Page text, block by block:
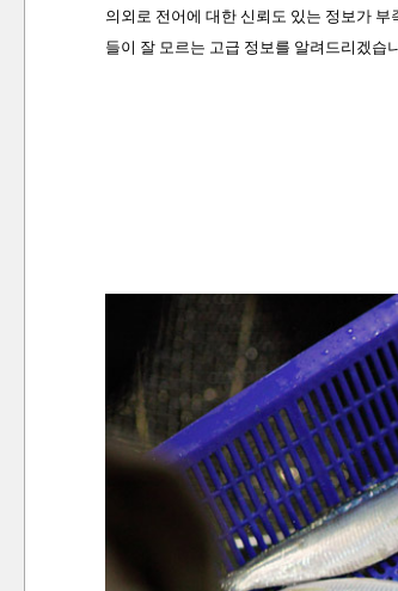
의외로 전어에 대한 신뢰도 있는 정보가
들이 잘 모르는 고급 정보를 알려드리겠습